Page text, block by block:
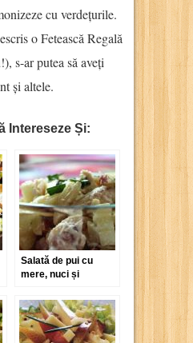
cu verdețurile.
o Fetească Regală
s-ar putea să aveți
și altele.
Intereseze Și:
Salată de pui cu
mere, nuci și